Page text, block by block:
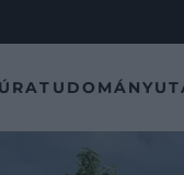
TUDOMÁNY